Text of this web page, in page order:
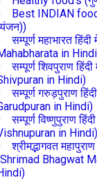
Best INDIAN
सम्पूर्ण महाभारत
in
सम्पूर्ण शिवपुराण
in Hindi)
सम्पूर्ण गरुड़पुराण
in Hindi)
सम्पूर्ण विष्णुपुराण
in Hindi)
श्रीमद्भागवत महापुराण
Bhagwat